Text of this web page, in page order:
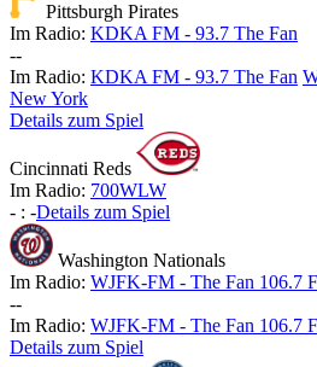
Pittsburgh Pirates
Im Radio: KDKA FM - 93.7 The Fan
--
Im Radio: KDKA FM - 93.7 The Fan
New York
Details zum Spiel
Cincinnati Reds
Im Radio: 700WLW
- : -Details zum Spiel
Washington Nationals
Im Radio: WJFK-FM - The Fan 106.7
--
Im Radio: WJFK-FM - The Fan 106.7
Details zum Spiel